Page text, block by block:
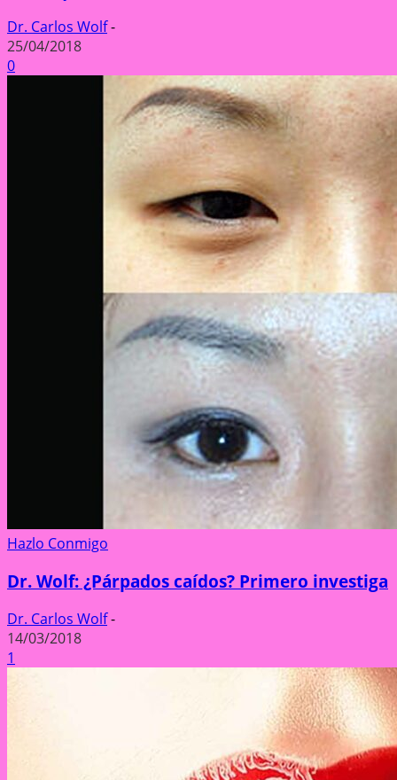
Dr. Carlos Wolf-
25/04/2018
0
Hazlo Conmigo
Dr. Wolf: ¿Párpados caídos? Primero investiga
Dr. Carlos Wolf-
14/03/2018
1